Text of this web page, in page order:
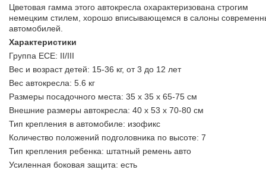
Цветовая гамма этого автокресла охарактеризована строгим
немецким стилем, хорошо вписывающемся в салоны
автомобилей.
Характеристики
Группа ECE: II/III
Вес и возраст детей: 15-36 кг, от 3 до 12 лет
Вес автокресла: 5.6 кг
Размеры посадочного места: 35 x 35 x 65-75 см
Внешние размеры автокресла: 40 х 53 х 70-80 см
Тип крепления в автомобиле: изофикс
Количество положений подголовника по высоте: 7
Тип крепления ребенка: штатный ремень авто
Усиленная боковая защита: есть